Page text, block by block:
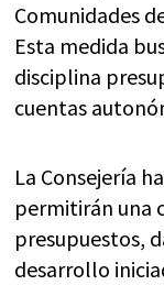
Comunidades
Esta medida
disciplina
cuentas
La Consejería
permitirán una
presupuestos,
desarrollo